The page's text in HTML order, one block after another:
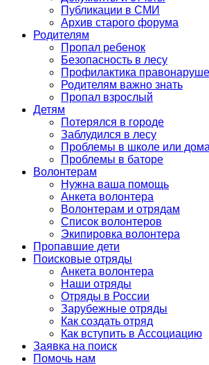
Публикации в СМИ
Архив старого форума
Родителям
Пропал ребенок
Безопасность в лесу
Профилактика
Родителям важно знать
Пропал взрослый
Детям
Потерялся в городе
Заблудился в лесу
Проблемы в школе или дома
Проблемы в баторе
Волонтерам
Нужна ваша помощь
Анкета волонтера
Волонтерам и отрядам
Список волонтеров
Экипировка волонтера
Пропавшие дети
Поисковые отряды
Анкета волонтера
Наши отряды
Отряды в России
Зарубежные отряды
Как создать отряд
Как вступить в Ассоциацию
Заявка на поиск
Помочь нам